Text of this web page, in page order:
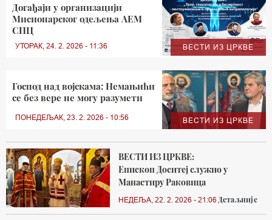
ВЕСТИ ИЗ ЦРКВЕ
Догађаји у организацији
Мисионарског одељења АЕМ
СПЦ
УТОРАК, 24. 2. 2026 - 11:36
ВЕСТИ ИЗ ЦРКВЕ
Господ над војскама: Немањићи
се без вере не могу разумети
ПОНЕДЕЉАК, 23. 2. 2026 - 10:56
ВЕСТИ ИЗ ЦРКВЕ:
Епископ Доситеј служио у
Манастиру Раковица
НЕДЕЉА, 22. 2. 2026 - 21:06 Детаљније